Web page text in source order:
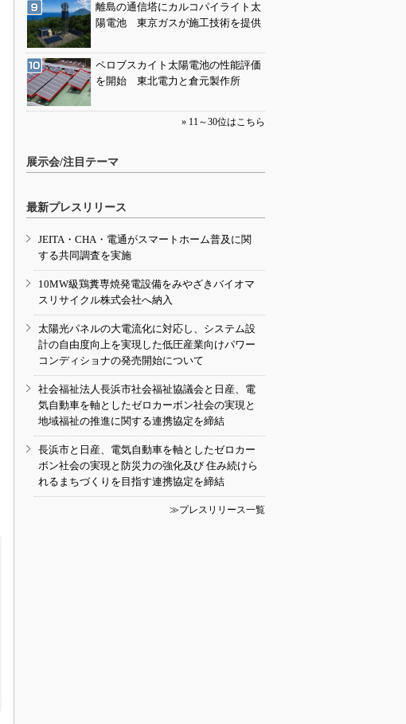
離島の通信塔にカルコパイライト太
陽電池 東京ガスが施工技術を提供
ペロブスカイト太陽電池の性能評価
を開始 東北電力と倉元製作所
» 11～30位はこちら
展示会/注目テーマ
最新プレスリリース
JEITA・CHA・電通がスマートホーム普及に関
する共同調査を実施
10MW級鶏糞専焼発電設備をみやざきバイオマ
スリサイクル株式会社へ納入
太陽光パネルの大電流化に対応し、システム設
計の自由度向上を実現した低圧産業向けパワー
コンディショナの発売開始について
社会福祉法人長浜市社会福祉協議会と日産、電
気自動車を軸としたゼロカーボン社会の実現と
地域福祉の推進に関する連携協定を締結
長浜市と日産、電気自動車を軸としたゼロカー
ボン社会の実現と防災力の強化及び 住み続けら
れるまちづくりを目指す連携協定を締結
≫プレスリリース一覧